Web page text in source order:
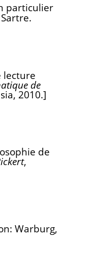
particulier
lecture
de
2010.]
de
,
Warburg,